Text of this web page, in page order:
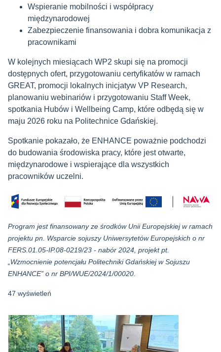
Wspieranie mobilności i współpracy
międzynarodowej
Zabezpieczenie finansowania i dobra komunikacja z
pracownikami
W kolejnych miesiącach WP2 skupi się na promocji
dostępnych ofert, przygotowaniu certyfikatów w ramach
GREAT, promocji lokalnych inicjatyw VP Research,
planowaniu webinariów i przygotowaniu Staff Week,
spotkania Hubów i Wellbeing Camp, które odbędą się w
maju 2026 roku na Politechnice Gdańskiej.
Spotkanie pokazało, że ENHANCE poważnie podchodzi
do budowania środowiska pracy, które jest otwarte,
międzynarodowe i wspierające dla wszystkich
pracowników uczelni.
Program jest finansowany ze środków Unii Europejskiej w ramach
projektu pn. Wsparcie sojuszy Uniwersytetów Europejskich o nr
FERS.01.05-IP.08-0219/23 - nabór 2024, projekt pt.
„Wzmocnienie potencjału Politechniki Gdańskiej w Sojuszu
ENHANCE” o nr BPI/WUE/2024/1/00020.
47 wyświetleń